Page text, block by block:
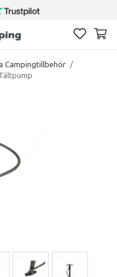
Campingtillbehör /